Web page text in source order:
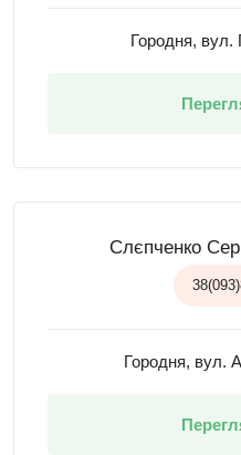
Городня, вул.
Слєпченко
Городня, вул.